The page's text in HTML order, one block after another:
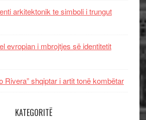
arkitektonik te simboli i trungut
evropian i mbrojtjes së identitetit
Rivera” shqiptar i artit tonë kombëtar
KATEGORITË